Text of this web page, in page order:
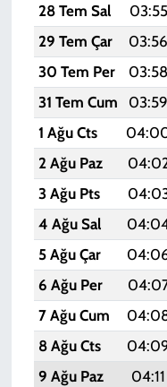
28 Tem Sal
03:55
29 Tem Çar
03:56
30 Tem Per
03:58
31 Tem Cum
03:59
1 Ağu Cts
2 Ağu Paz
3 Ağu Pts
4 Ağu Sal
5 Ağu Çar
6 Ağu Per
7 Ağu Cum
8 Ağu Cts
9 Ağu Paz
04:11